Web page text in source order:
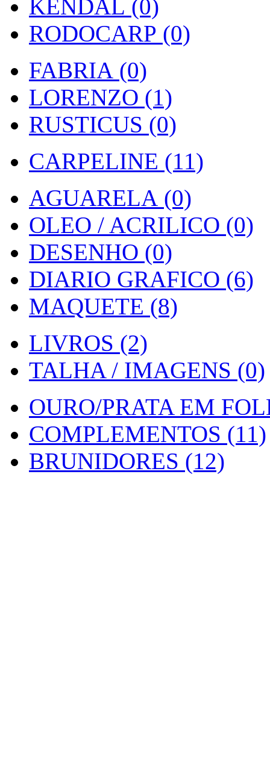
KENDAL (0)
RODOCARP (0)
FABRIA (0)
LORENZO (1)
RUSTICUS (0)
CARPELINE (11)
AGUARELA (0)
OLEO / ACRILICO (0)
DESENHO (0)
DIARIO GRAFICO (6)
MAQUETE (8)
LIVROS (2)
TALHA / IMAGENS (0)
OURO/PRATA EM
COMPLEMENTOS (11)
BRUNIDORES (12)